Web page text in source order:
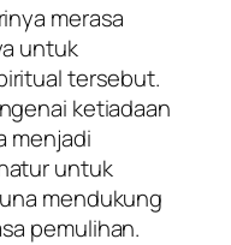
merasa
untuk
tersebut.
ketiadaan
menjadi
untuk
mendukung
pemulihan.